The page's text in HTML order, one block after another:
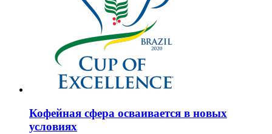
Кофейная сфера осваивается в новых
условиях